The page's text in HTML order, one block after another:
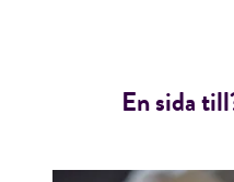
En sida